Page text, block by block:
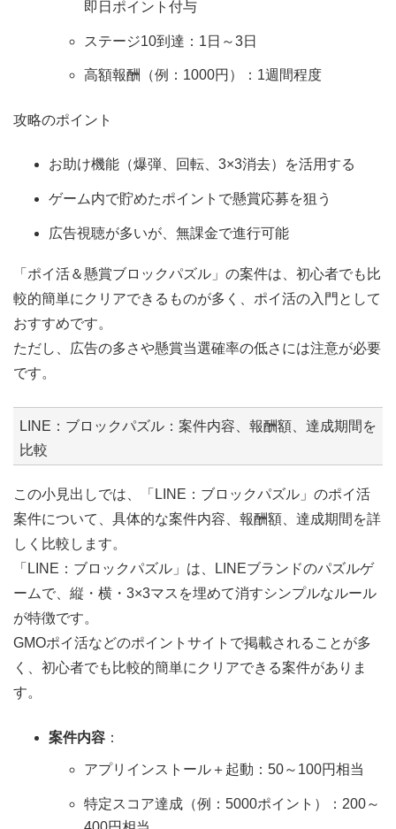
即日ポイント付与
ステージ10到達：1日～3日
高額報酬（例：1000円）：1週間程度
攻略のポイント
お助け機能（爆弾、回転、3×3消去）を活用する
ゲーム内で貯めたポイントで懸賞応募を狙う
広告視聴が多いが、無課金で進行可能
「ポイ活＆懸賞ブロックパズル」の案件は、初心者でも比
較的簡単にクリアできるものが多く、ポイ活の入門として
おすすめです。
ただし、広告の多さや懸賞当選確率の低さには注意が必要
です。
LINE：ブロックパズル：案件内容、報酬額、達成期間を
比較
この小見出しでは、「LINE：ブロックパズル」のポイ活
案件について、具体的な案件内容、報酬額、達成期間を詳
しく比較します。
「LINE：ブロックパズル」は、LINEブランドのパズルゲ
ームで、縦・横・3×3マスを埋めて消すシンプルなルール
が特徴です。
GMOポイ活などのポイントサイトで掲載されることが多
く、初心者でも比較的簡単にクリアできる案件がありま
す。
案件内容 ：
アプリインストール＋起動：50～100円相当
特定スコア達成（例：5000ポイント）：200～